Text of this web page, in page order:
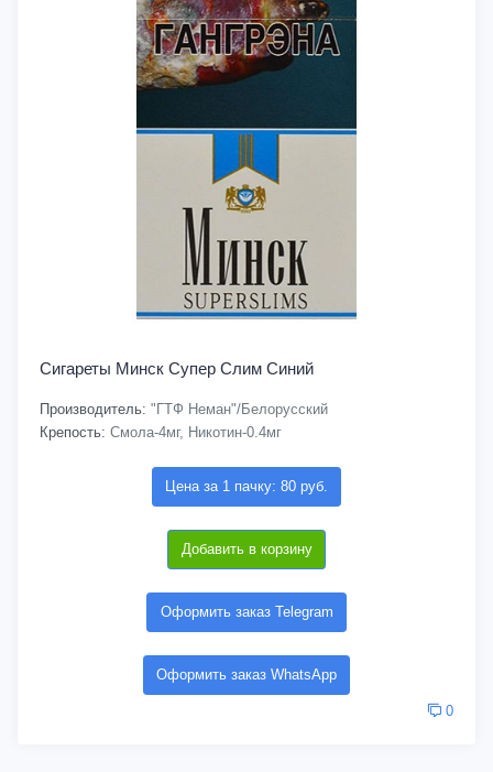
Сигареты Минск Супер Слим Синий
Производитель: "ГТФ Неман"/Белорусский
Крепость: Смола-4мг, Никотин-0.4мг
Цена за 1 пачку: 80 руб.
Добавить в корзину
Оформить заказ Telegram
Оформить заказ WhatsApp
0